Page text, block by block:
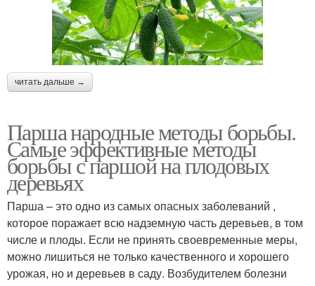
читать дальше →
Парша народные методы борьбы.
Самые эффективные методы
борьбы с паршой на плодовых
деревьях
Парша – это одно из самых опасных заболеваний ,
которое поражает всю надземную часть деревьев, в том
числе и плоды. Если не принять своевременные меры,
можно лишиться не только качественного и хорошего
урожая, но и деревьев в саду. Возбудителем болезни